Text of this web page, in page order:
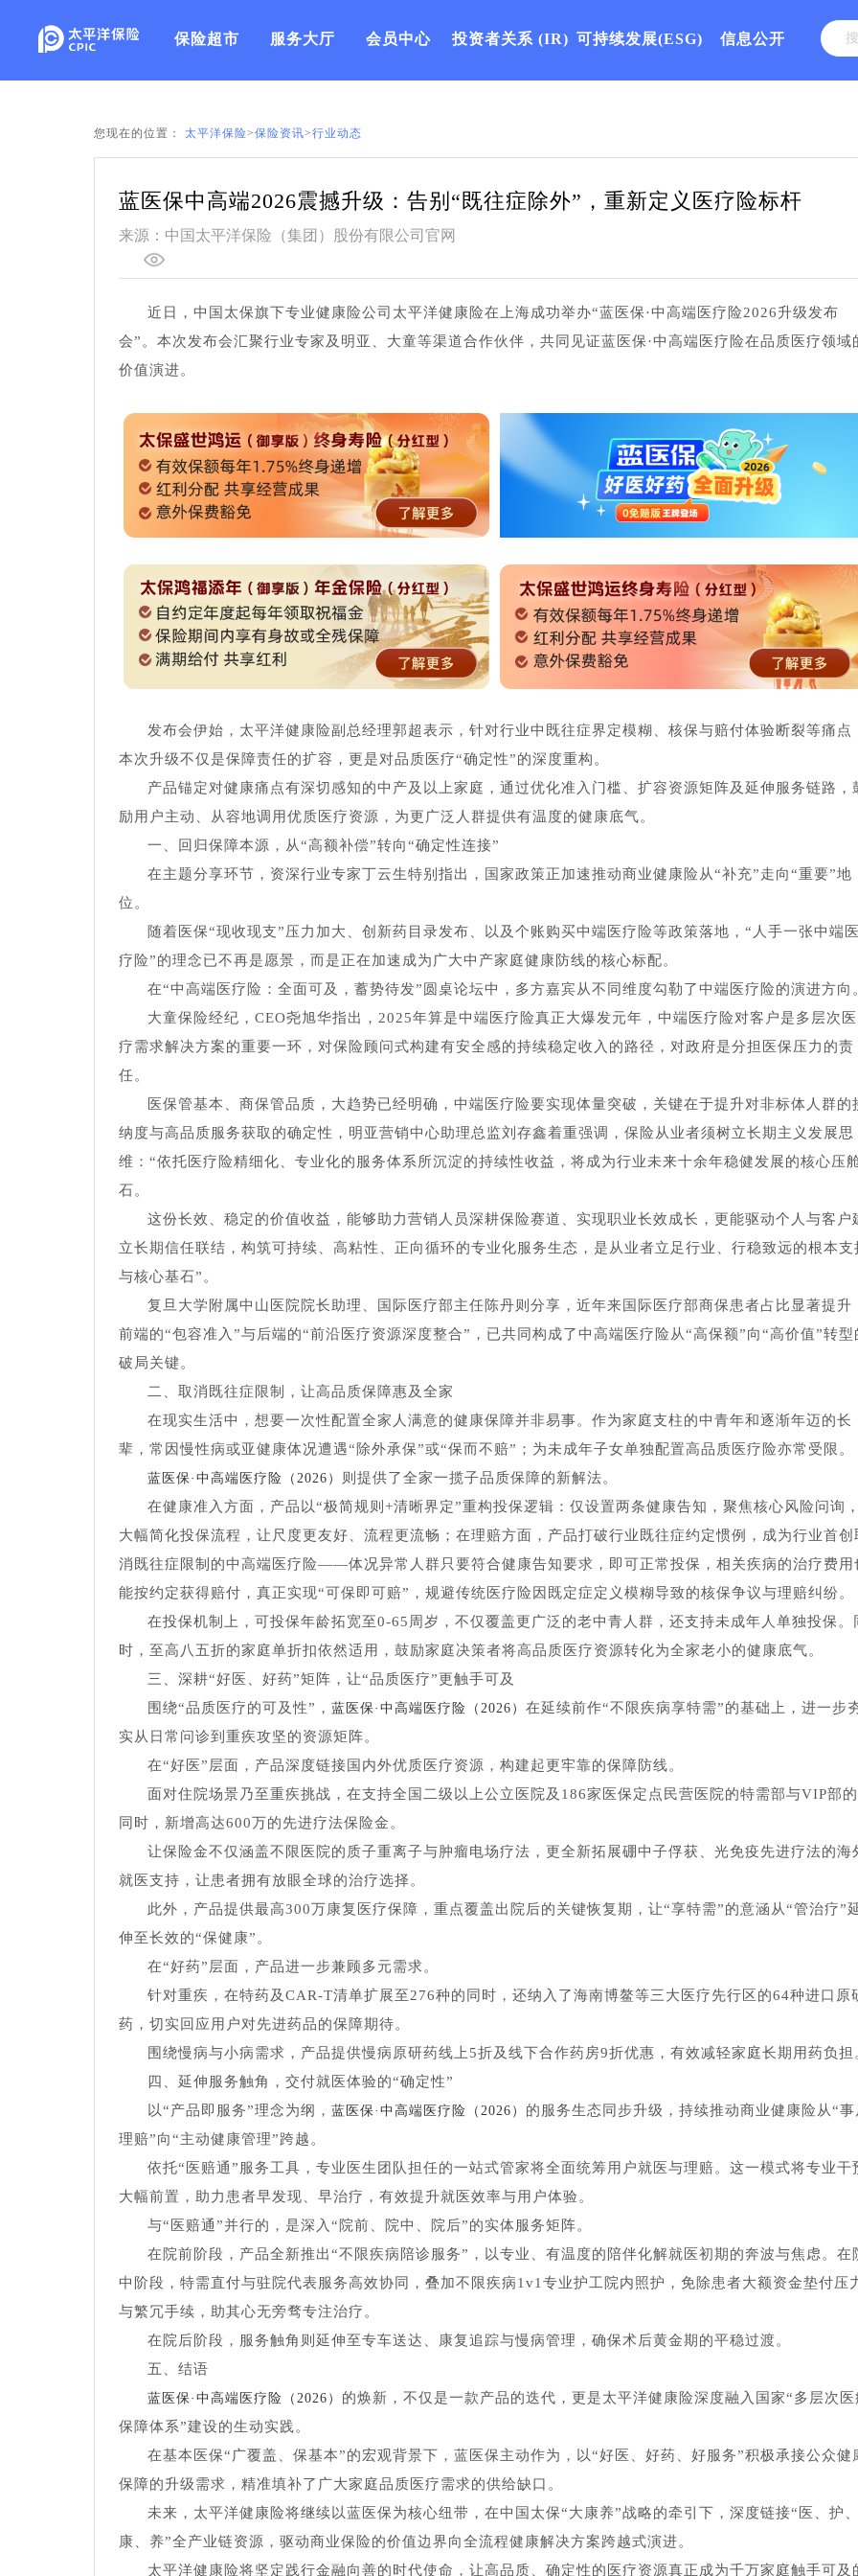
保险超市 服务大厅 会员中心 投资者关系 (IR) 可持续发展(ESG) 信息公开
您现在的位置： 太平洋保险>保险资讯>行业动态
蓝医保中高端2026震撼升级：告别“既往症除外”，重新定义医疗险标杆
来源：中国太平洋保险（集团）股份有限公司官网
近日，中国太保旗下专业健康险公司太平洋健康险在上海成功举办“蓝医保·中高端医疗险2026升级发布
会”。本次发布会汇聚行业专家及明亚、大童等渠道合作伙伴，共同见证蓝医保·中高端医疗险在品质医疗领域
价值演进。
发布会伊始，太平洋健康险副总经理郭超表示，针对行业中既往症界定模糊、核保与赔付体验断裂等痛点
本次升级不仅是保障责任的扩容，更是对品质医疗“确定性”的深度重构。
产品锚定对健康痛点有深切感知的中产及以上家庭，通过优化准入门槛、扩容资源矩阵及延伸服务链路，
励用户主动、从容地调用优质医疗资源，为更广泛人群提供有温度的健康底气。
一、回归保障本源，从“高额补偿”转向“确定性连接”
在主题分享环节，资深行业专家丁云生特别指出，国家政策正加速推动商业健康险从“补充”走向“重要”地
位。
随着医保“现收现支”压力加大、创新药目录发布、以及个账购买中端医疗险等政策落地，“人手一张中端医
疗险”的理念已不再是愿景，而是正在加速成为广大中产家庭健康防线的核心标配。
在“中高端医疗险：全面可及，蓄势待发”圆桌论坛中，多方嘉宾从不同维度勾勒了中端医疗险的演进方向
大童保险经纪，CEO尧旭华指出，2025年算是中端医疗险真正大爆发元年，中端医疗险对客户是多层次医
疗需求解决方案的重要一环，对保险顾问式构建有安全感的持续稳定收入的路径，对政府是分担医保压力的责
任。
医保管基本、商保管品质，大趋势已经明确，中端医疗险要实现体量突破，关键在于提升对非标体人群的
纳度与高品质服务获取的确定性，明亚营销中心助理总监刘存鑫着重强调，保险从业者须树立长期主义发展思
维：“依托医疗险精细化、专业化的服务体系所沉淀的持续性收益，将成为行业未来十余年稳健发展的核心压
石。
这份长效、稳定的价值收益，能够助力营销人员深耕保险赛道、实现职业长效成长，更能驱动个人与客户
立长期信任联结，构筑可持续、高粘性、正向循环的专业化服务生态，是从业者立足行业、行稳致远的根本支
与核心基石”。
复旦大学附属中山医院院长助理、国际医疗部主任陈丹则分享，近年来国际医疗部商保患者占比显著提升
前端的“包容准入”与后端的“前沿医疗资源深度整合”，已共同构成了中高端医疗险从“高保额”向“高价值”转型
破局关键。
二、取消既往症限制，让高品质保障惠及全家
在现实生活中，想要一次性配置全家人满意的健康保障并非易事。作为家庭支柱的中青年和逐渐年迈的长
辈，常因慢性病或亚健康体况遭遇“除外承保”或“保而不赔”；为未成年子女单独配置高品质医疗险亦常受限。
蓝医保·中高端医疗险（2026） 则提供了全家一揽子品质保障的新解法。
在健康准入方面，产品以“极简规则+清晰界定”重构投保逻辑：仅设置两条健康告知，聚焦核心风险问询，
大幅简化投保流程，让尺度更友好、流程更流畅；在理赔方面，产品打破行业既往症约定惯例，成为行业首创
消既往症限制的中高端医疗险——体况异常人群只要符合健康告知要求，即可正常投保，相关疾病的治疗费用
能按约定获得赔付，真正实现“可保即可赔”，规避传统医疗险因既定症定义模糊导致的核保争议与理赔纠纷。
在投保机制上，可投保年龄拓宽至0-65周岁，不仅覆盖更广泛的老中青人群，还支持未成年人单独投保。
时，至高八五折的家庭单折扣依然适用，鼓励家庭决策者将高品质医疗资源转化为全家老小的健康底气。
三、深耕“好医、好药”矩阵，让“品质医疗”更触手可及
围绕“品质医疗的可及性”， 蓝医保·中高端医疗险（2026） 在延续前作“不限疾病享特需”的基础上，进一步
实从日常问诊到重疾攻坚的资源矩阵。
在“好医”层面，产品深度链接国内外优质医疗资源，构建起更牢靠的保障防线。
面对住院场景乃至重疾挑战，在支持全国二级以上公立医院及186家医保定点民营医院的特需部与VIP部的
同时，新增高达600万的先进疗法保险金。
让保险金不仅涵盖不限医院的质子重离子与肿瘤电场疗法，更全新拓展硼中子俘获、光免疫先进疗法的海
就医支持，让患者拥有放眼全球的治疗选择。
此外，产品提供最高300万康复医疗保障，重点覆盖出院后的关键恢复期，让“享特需”的意涵从“管治疗”
伸至长效的“保健康”。
在“好药”层面，产品进一步兼顾多元需求。
针对重疾，在特药及CAR-T清单扩展至276种的同时，还纳入了海南博鳌等三大医疗先行区的64种进口原
药，切实回应用户对先进药品的保障期待。
围绕慢病与小病需求，产品提供慢病原研药线上5折及线下合作药房9折优惠，有效减轻家庭长期用药负担
四、延伸服务触角，交付就医体验的“确定性”
以“产品即服务”理念为纲， 蓝医保·中高端医疗险（2026） 的服务生态同步升级，持续推动商业健康险从“事
理赔”向“主动健康管理”跨越。
依托“医赔通”服务工具，专业医生团队担任的一站式管家将全面统筹用户就医与理赔。这一模式将专业干
大幅前置，助力患者早发现、早治疗，有效提升就医效率与用户体验。
与“医赔通”并行的，是深入“院前、院中、院后”的实体服务矩阵。
在院前阶段，产品全新推出“不限疾病陪诊服务”，以专业、有温度的陪伴化解就医初期的奔波与焦虑。在
中阶段，特需直付与驻院代表服务高效协同，叠加不限疾病1v1专业护工院内照护，免除患者大额资金垫付压
与繁冗手续，助其心无旁骛专注治疗。
在院后阶段，服务触角则延伸至专车送达、康复追踪与慢病管理，确保术后黄金期的平稳过渡。
五、结语
蓝医保·中高端医疗险（2026） 的焕新，不仅是一款产品的迭代，更是太平洋健康险深度融入国家“多层次医
保障体系”建设的生动实践。
在基本医保“广覆盖、保基本”的宏观背景下，蓝医保主动作为，以“好医、好药、好服务”积极承接公众健
保障的升级需求，精准填补了广大家庭品质医疗需求的供给缺口。
未来，太平洋健康险将继续以蓝医保为核心纽带，在中国太保“大康养”战略的牵引下，深度链接“医、护、
康、养”全产业链资源，驱动商业保险的价值边界向全流程健康解决方案跨越式演进。
太平洋健康险将坚定践行金融向善的时代使命，让高品质、确定性的医疗资源真正成为千万家庭触手可及